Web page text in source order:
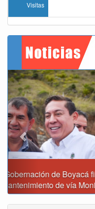
Visitas
Reporte del
Previous